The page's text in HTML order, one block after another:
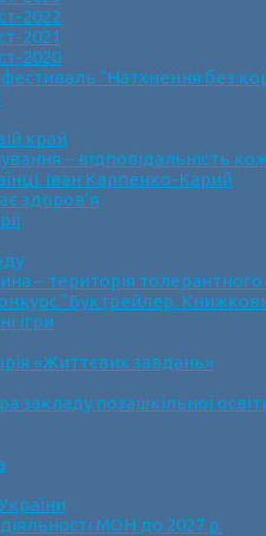
2022
2021
2020
“Натхнення без
край
– відповідальність
Іван Карпенко-Карий
здоров’я
– територія
“Буктрейлер.
ігри
«Життєвих завдань»
закладу позашкільної
МОН до 2027 р.